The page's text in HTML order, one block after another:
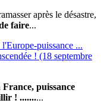
après le désastre,
faire...
puissance ...
! (18 septembre
puissance
! ..........